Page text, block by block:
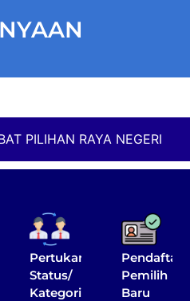
PILIHAN RAYA NEGERI
Pertukaran
Status/
Kategori
Pendaftaran
Pemilih
Baru